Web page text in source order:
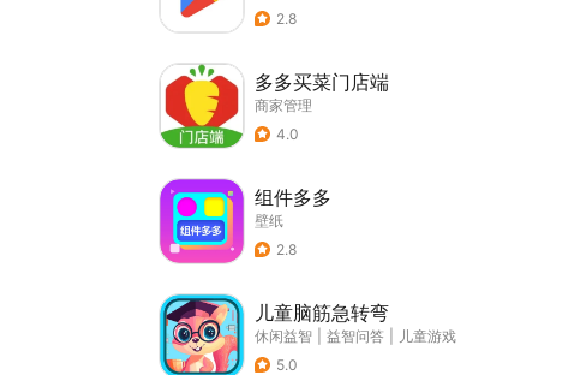
2.8
多多买菜门店端
商家管理
4.0
组件多多
壁纸
2.8
儿童脑筋急转弯
休闲益智 益智问答
儿童游戏
5.0